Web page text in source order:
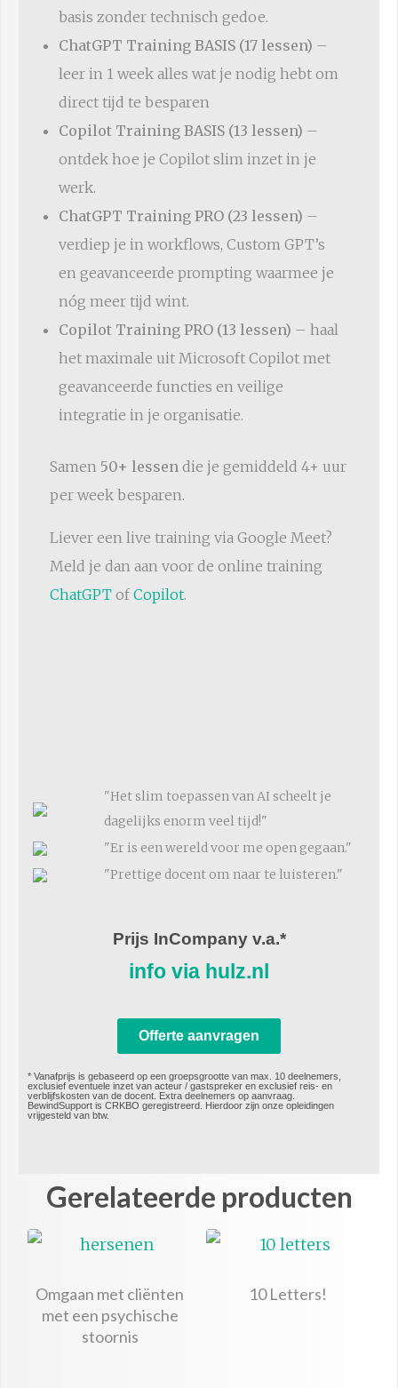
basis zonder technisch gedoe.
ChatGPT Training BASIS (17 lessen) –
leer in 1 week alles wat je nodig hebt om
direct tijd te besparen
Copilot Training BASIS (13 lessen) –
ontdek hoe je Copilot slim inzet in je
werk.
ChatGPT Training PRO (23 lessen) –
verdiep je in workflows, Custom GPT’s
en geavanceerde prompting waarmee je
nóg meer tijd wint.
Copilot Training PRO (13 lessen) – haal
het maximale uit Microsoft Copilot met
geavanceerde functies en veilige
integratie in je organisatie.
Samen 50+ lessen die je gemiddeld 4+ uur
per week besparen.
Liever een live training via Google Meet?
Meld je dan aan voor de online training
ChatGPT of Copilot.
"Het slim toepassen van AI scheelt je
dagelijks enorm veel tijd!"
"Er is een wereld voor me open gegaan."
"Prettige docent om naar te luisteren."
Prijs InCompany v.a.*
info via hulz.nl
Offerte aanvragen
* Vanafprijs is gebaseerd op een groepsgrootte van max. 10 deelnemers,
exclusief eventuele inzet van acteur / gastspreker en exclusief reis- en
verblijfskosten van de docent. Extra deelnemers op aanvraag.​
BewindSupport is CRKBO geregistreerd. Hierdoor zijn onze opleidingen
vrijgesteld van btw.
Gerelateerde producten
Omgaan met cliënten
met een psychische
stoornis
10 Letters!